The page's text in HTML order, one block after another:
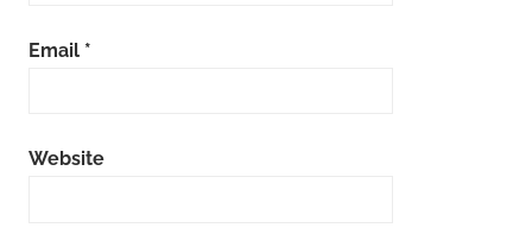
Email *
Website